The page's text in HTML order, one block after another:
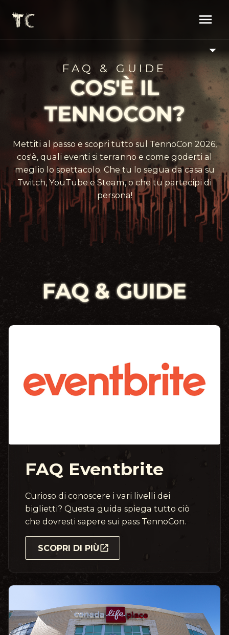
FAQ & GUIDE
COS'È IL
TENNOCON?
Mettiti al passo e scopri tutto sul TennoCon 2026,
cos'è, quali eventi si terranno e come goderti al
meglio lo spettacolo. Che tu lo segua da casa su
Twitch, YouTube e Steam, o che tu partecipi di
persona!
FAQ & GUIDE
FAQ Eventbrite
Curioso di conoscere i vari livelli dei
biglietti? Questa guida spiega tutto ciò
che dovresti sapere sui pass TennoCon.
SCOPRI DI PIÙ